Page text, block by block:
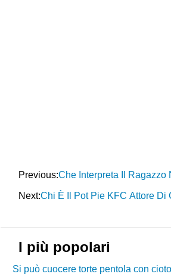
Previous:Che Interpreta Il
Next:Chi È Il Pot Pie KFC Attore Di
I più popolari
Si può cuocere torte pentola con